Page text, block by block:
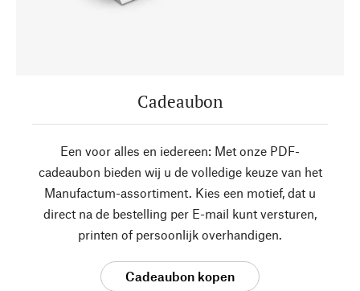
Cadeaubon
Een voor alles en iedereen: Met onze PDF-
cadeaubon bieden wij u de volledige keuze van het
Manufactum-assortiment. Kies een motief, dat u
direct na de bestelling per E-mail kunt versturen,
printen of persoonlijk overhandigen.
Cadeaubon kopen